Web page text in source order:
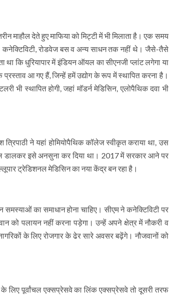
माहौल देते हुए माफिया को मिट्टी में भी मिलाता है। एक समय
कनेक्टिविटी, रोडवेज बस व अन्य साधन तक नहीं थे। जैसे-तैसे
कि धुरियापार में इंडियन ऑयल का सीएनजी प्लांट लगेगा या
आ गए हैं, जिन्हें हमें उद्योग के रूप में स्थापित करना है।
भी स्थापित होगी, जहां मॉडर्न मेडिसिन, एलोपैथिक दवा भी
ने यहां होमियोपैथिक कॉलेज स्वीकृत कराया था, उस
डालकर इसे अनसुना कर दिया था। 2017 में सरकार आने पर
ट्रेडिशनल मेडिसिन का नया केंद्र बन रहा है।
का समाधान होना चाहिए। सीएम ने कनेक्टिविटी पर
को पलायन नहीं करना पड़ेगा। उन्हें अपने क्षेत्र में नौकरी व
के लिए रोजगार के ढेर सारे अवसर बढ़ेंगे। नौजवानों को
लिए पूर्वांचल एक्सप्रेसवे का लिंक एक्सप्रेसवे तो दूसरी तरफ